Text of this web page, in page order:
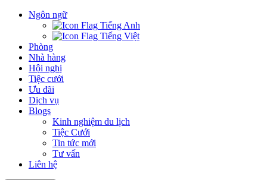
Ngôn ngữ
Tiếng Anh
Tiếng Việt
Phòng
Nhà hàng
Hội nghị
Tiệc cưới
Ưu đãi
Dịch vụ
Blogs
Kinh nghiệm du lịch
Tiệc Cưới
Tin tức mới
Tư vấn
Liên hệ